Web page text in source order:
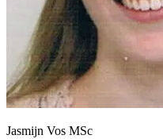
Jasmijn Vos MSc